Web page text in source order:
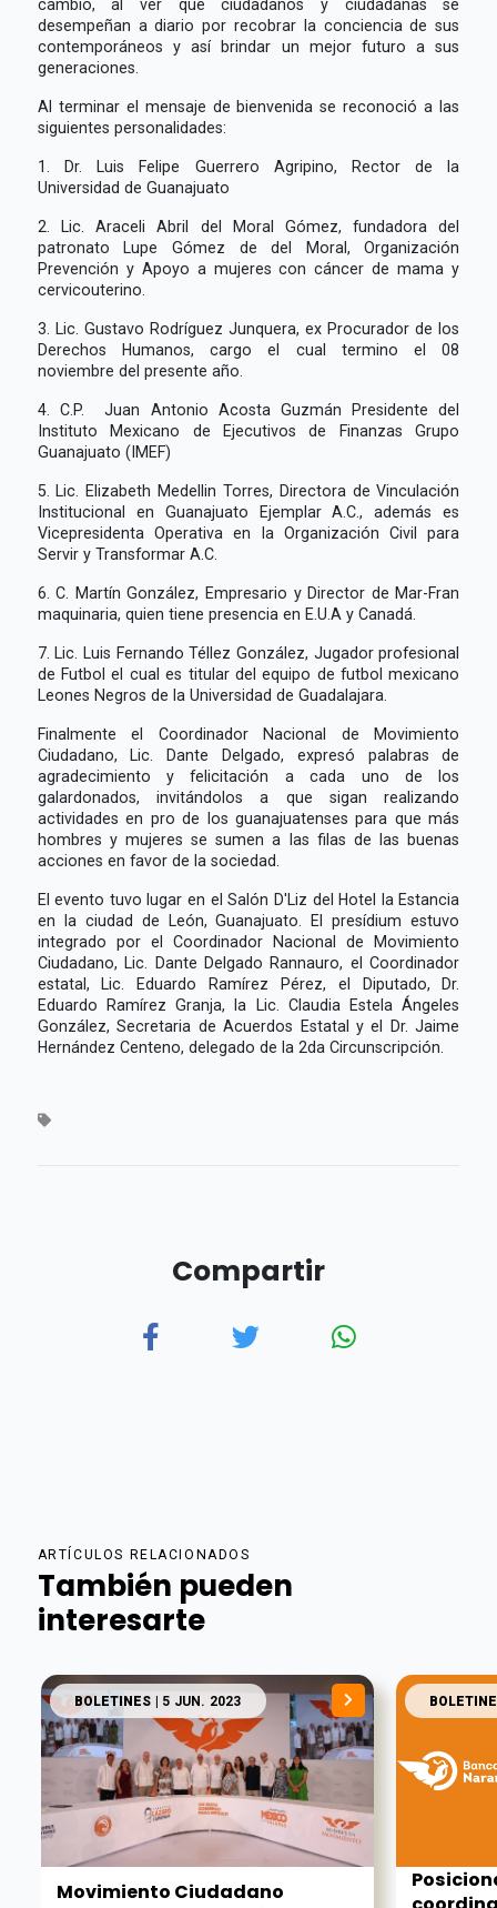
cambio, al ver que ciudadanos y ciudadanas se
desempeñan a diario por recobrar la conciencia de sus
contemporáneos y así brindar un mejor futuro a sus
generaciones.
Al terminar el mensaje de bienvenida se reconoció a las
siguientes personalidades:
1. Dr. Luis Felipe Guerrero Agripino, Rector de la
Universidad de Guanajuato
2. Lic. Araceli Abril del Moral Gómez, fundadora del
patronato Lupe Gómez de del Moral, Organización
Prevención y Apoyo a mujeres con cáncer de mama y
cervicouterino.
3. Lic. Gustavo Rodríguez Junquera, ex Procurador de los
Derechos Humanos, cargo el cual termino el 08
noviembre del presente año.
4. C.P. Juan Antonio Acosta Guzmán Presidente del
Instituto Mexicano de Ejecutivos de Finanzas Grupo
Guanajuato (IMEF)
5. Lic. Elizabeth Medellin Torres, Directora de Vinculación
Institucional en Guanajuato Ejemplar A.C., además es
Vicepresidenta Operativa en la Organización Civil para
Servir y Transformar A.C.
6. C. Martín González, Empresario y Director de Mar-Fran
maquinaria, quien tiene presencia en E.U.A y Canadá.
7. Lic. Luis Fernando Téllez González, Jugador profesional
de Futbol el cual es titular del equipo de futbol mexicano
Leones Negros de la Universidad de Guadalajara.
Finalmente el Coordinador Nacional de Movimiento
Ciudadano, Lic. Dante Delgado, expresó palabras de
agradecimiento y felicitación a cada uno de los
galardonados, invitándolos a que sigan realizando
actividades en pro de los guanajuatenses para que más
hombres y mujeres se sumen a las filas de las buenas
acciones en favor de la sociedad.
El evento tuvo lugar en el Salón D'Liz del Hotel la Estancia
en la ciudad de León, Guanajuato. El presídium estuvo
integrado por el Coordinador Nacional de Movimiento
Ciudadano, Lic. Dante Delgado Rannauro, el Coordinador
estatal, Lic. Eduardo Ramírez Pérez, el Diputado, Dr.
Eduardo Ramírez Granja, la Lic. Claudia Estela Ángeles
González, Secretaria de Acuerdos Estatal y el Dr. Jaime
Hernández Centeno, delegado de la 2da Circunscripción.
Compartir
ARTÍCULOS RELACIONADOS
También pueden
interesarte
BOLETINES | 5 JUN. 2023
Movimiento Ciudadano